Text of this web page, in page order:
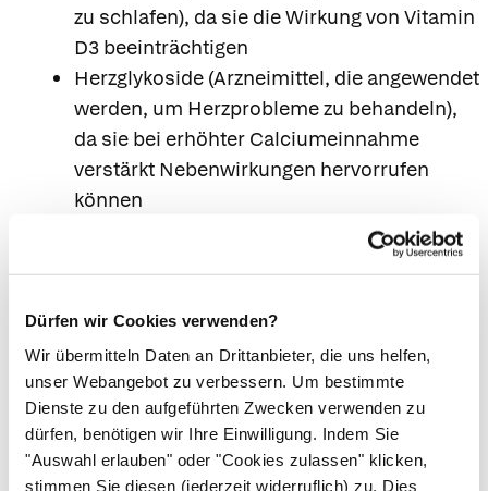
Dürfen wir Cookies verwenden?
Wir übermitteln Daten an Drittanbieter, die uns helfen,
unser Webangebot zu verbessern. Um bestimmte
Dienste zu den aufgeführten Zwecken verwenden zu
dürfen, benötigen wir Ihre Einwilligung. Indem Sie
"Auswahl erlauben" oder "Cookies zulassen" klicken,
stimmen Sie diesen (jederzeit widerruflich) zu. Dies
zu schlafen), da sie die Wirkung von Vitamin
D3 beeinträchtigen
Herzglykoside (Arzneimittel, die angewendet
werden, um Herzprobleme zu behandeln),
da sie bei erhöhter Calciumeinnahme
verstärkt Nebenwirkungen hervorrufen
können
Tetracyclinantibiotika, da die Menge, die
resorbiert wird, vermindert sein kann. Sie
6 Stunden nach diesen Brausetabletten
eingenommen werden
Schilddrüsenhormone oder Arzneimittel,
die Eisen, Zink oder Strontium enthalten, da
die Resorption verringert sein kann. Sie
sollten daher mindestens 2 Stunden vor